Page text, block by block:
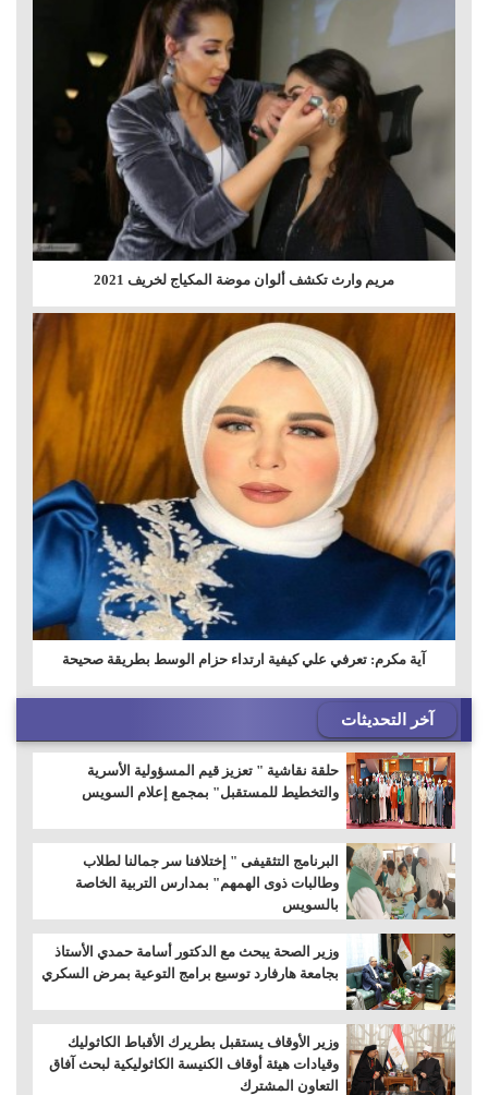
مريم وارث تكشف ألوان موضة المكياج لخريف 2021
آية مكرم: تعرفي علي كيفية ارتداء حزام الوسط بطريقة صحيحة
آخر التحديثات
حلقة نقاشية " تعزيز قيم المسؤولية الأسرية
والتخطيط للمستقبل" بمجمع إعلام السويس
البرنامج التثقيفى " إختلافنا سر جمالنا لطلاب
وطالبات ذوى الهمهم" بمدارس التربية الخاصة
بالسويس
وزير الصحة يبحث مع الدكتور أسامة حمدي الأستاذ
بجامعة هارفارد توسيع برامج التوعية بمرض السكري
وزير الأوقاف يستقبل بطريرك الأقباط الكاثوليك
وقيادات هيئة أوقاف الكنيسة الكاثوليكية لبحث آفاق
التعاون المشترك